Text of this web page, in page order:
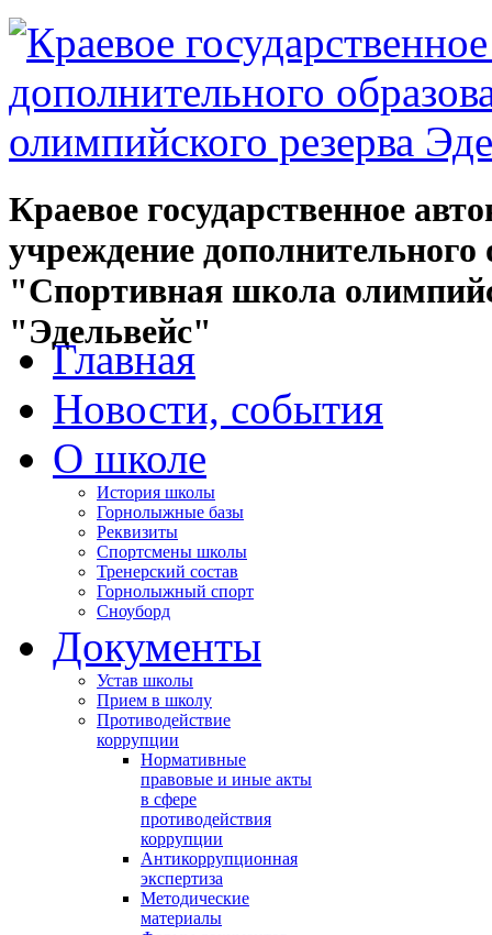
Краевое государственное
учреждение дополнительного
"Спортивная школа
"Эдельвейс"
Главная
Новости, события
О школе
История школы
Горнолыжные базы
Реквизиты
Спортсмены школы
Тренерский состав
Горнолыжный спорт
Сноуборд
Документы
Устав школы
Прием в школу
Противодействие
коррупции
Нормативные
правовые и иные акты
в сфере
противодействия
коррупции
Антикоррупционная
экспертиза
Методические
материалы